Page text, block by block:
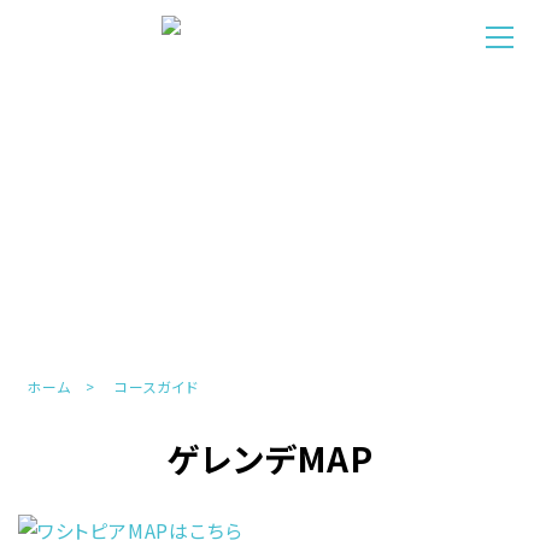
ホーム コースガイド
ゲレンデMAP